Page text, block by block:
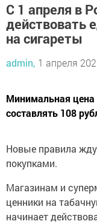
С 1 апреля в
действовать
на сигареты
admin, 1 апреля
Минимальная цена
составлять 108
Новые правила
покупками.
Магазинам и
ценники на
начинает